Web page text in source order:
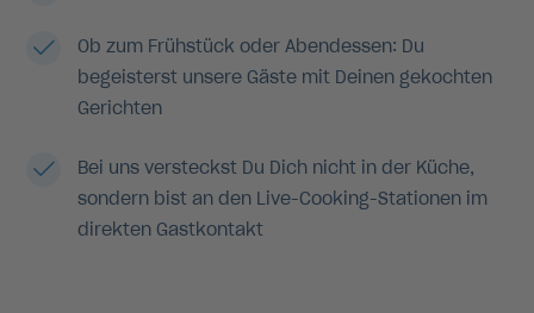
Ob zum Frühstück oder Abendessen: Du
begeisterst unsere Gäste mit Deinen gekochten
Gerichten
Bei uns versteckst Du Dich nicht in der Küche,
sondern bist an den Live-Cooking-Stationen im
direkten Gastkontakt